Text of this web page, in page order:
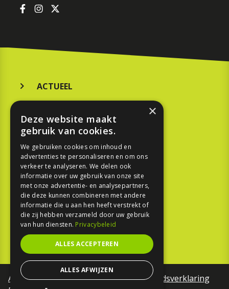
ACTUEEL
KOOPGIDS
TESTEN
SPORT
REPORTAGE
TOUREN
NIEUWSBRIEF
Algemene voorwaardenToegankelijkheidsverklaring
×
Deze website maakt
gebruik van cookies.
We gebruiken cookies om inhoud en
advertenties te personaliseren en om ons
verkeer te analyseren. We delen ook
informatie over uw gebruik van onze site
met onze advertentie- en analysepartners,
die deze kunnen combineren met andere
informatie die u aan hen heeft verstrekt of
die zij hebben verzameld door uw gebruik
van hun diensten. Privacybeleid
ALLES ACCEPTEREN
ALLES AFWIJZEN